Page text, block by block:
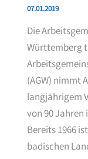
07.01.2019
Die
Württemberg
(AGW) nimmt
langjährigem
von 90 Jahren
Bereits 1966
badischen